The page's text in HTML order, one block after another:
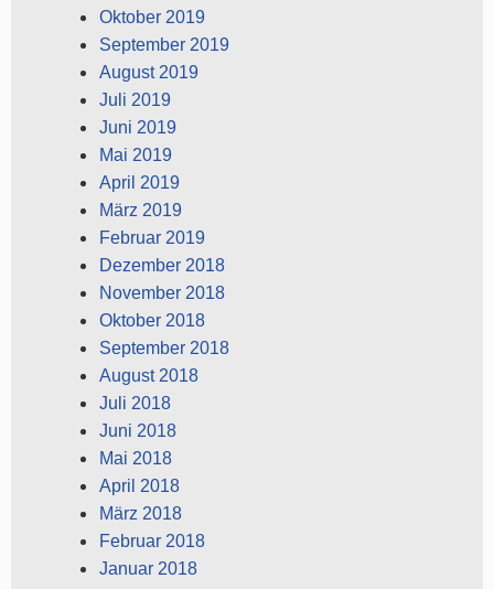
Oktober 2019
September 2019
August 2019
Juli 2019
Juni 2019
Mai 2019
April 2019
März 2019
Februar 2019
Dezember 2018
November 2018
Oktober 2018
September 2018
August 2018
Juli 2018
Juni 2018
Mai 2018
April 2018
März 2018
Februar 2018
Januar 2018